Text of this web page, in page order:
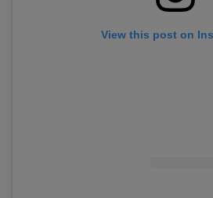
View this post on